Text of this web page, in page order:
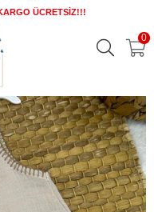
ÜCRETSİZ!!!
0